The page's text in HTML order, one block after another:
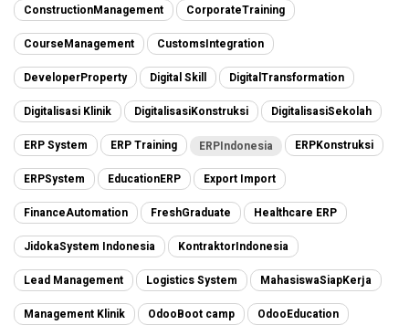
ConstructionManagement CorporateTraining
CourseManagement CustomsIntegration
DeveloperProperty Digital Skill DigitalTransformation
Digitalisasi Klinik DigitalisasiKonstruksi DigitalisasiSekolah
ERP System ERP Training ERPIndonesia ERPKonstruksi
ERPSystem EducationERP Export Import
FinanceAutomation FreshGraduate Healthcare ERP
JidokaSystem Indonesia KontraktorIndonesia
Lead Management Logistics System MahasiswaSiapKerja
Management Klinik OdooBoot camp OdooEducation